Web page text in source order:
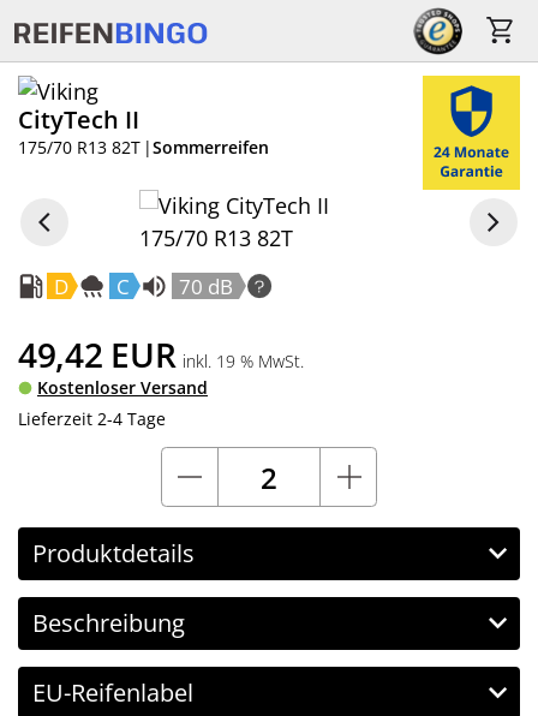
CityTech II
175/70 R13 82T |Sommerreifen
D C 70 dB
Produktdetails
49,42 EUR inkl. 19 % MwSt.
Kostenloser Versand
Lieferzeit 2-4 Tage
Beschreibung
EU-Reifenlabel